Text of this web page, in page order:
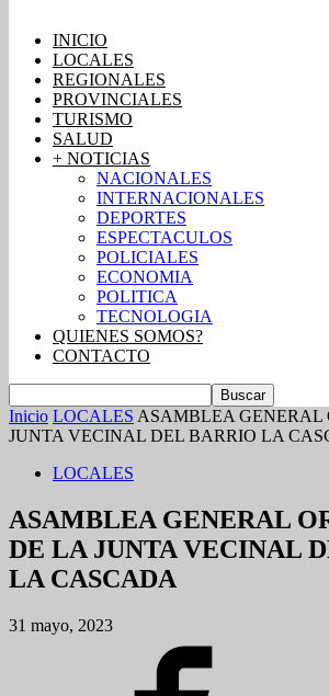
INICIO
LOCALES
REGIONALES
PROVINCIALES
TURISMO
SALUD
+ NOTICIAS
NACIONALES
INTERNACIONALES
DEPORTES
ESPECTACULOS
POLICIALES
ECONOMIA
POLITICA
TECNOLOGIA
QUIENES SOMOS?
CONTACTO
Inicio LOCALES ASAMBLEA
JUNTA VECINAL DEL BARRIO LA
LOCALES
ASAMBLEA GENERAL
DE LA JUNTA VECINAL
LA CASCADA
31 mayo, 2023